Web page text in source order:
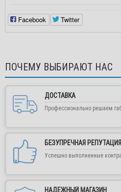
Facebook Twitter
ПОЧЕМУ ВЫБИРАЮТ НАС
ДОСТАВКА
Профессионально решаем
БЕЗУПРЕЧНАЯ РЕПУТАЦИЯ
Успешно выполненные
НАДЕЖНЫЙ МАГАЗИН